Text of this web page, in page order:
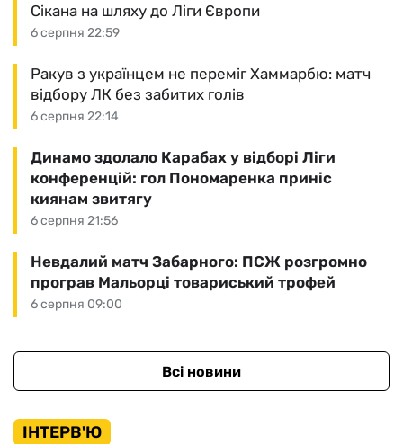
6 серпня 22:59
Сікана на шляху до Ліги Європи
6 серпня 22:14
Ракув з українцем не переміг Хаммарбю: матч
відбору ЛК без забитих голів
6 серпня 21:56
Динамо здолало Карабах у відборі Ліги
конференцій: гол Пономаренка приніс
киянам звитягу
6 серпня 09:00
Невдалий матч Забарного: ПСЖ розгромно
програв Мальорці товариський трофей
Всі новини
ІНТЕРВ'Ю